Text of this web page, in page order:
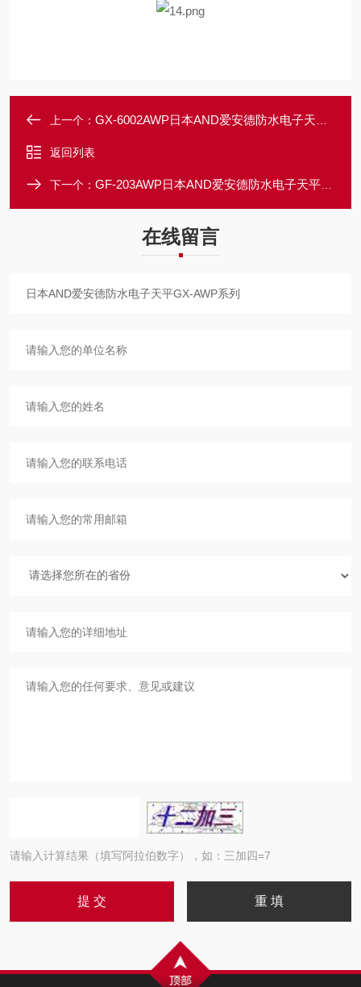
上一个： GX-6002AWP日本AND爱安德防水电子天平GX-AWP系列
返回列表
下一个： GF-203AWP日本AND爱安德防水电子天平GF-AWP系列
在线留言
请输入计算结果（填写阿拉伯数字），如：三加四=7